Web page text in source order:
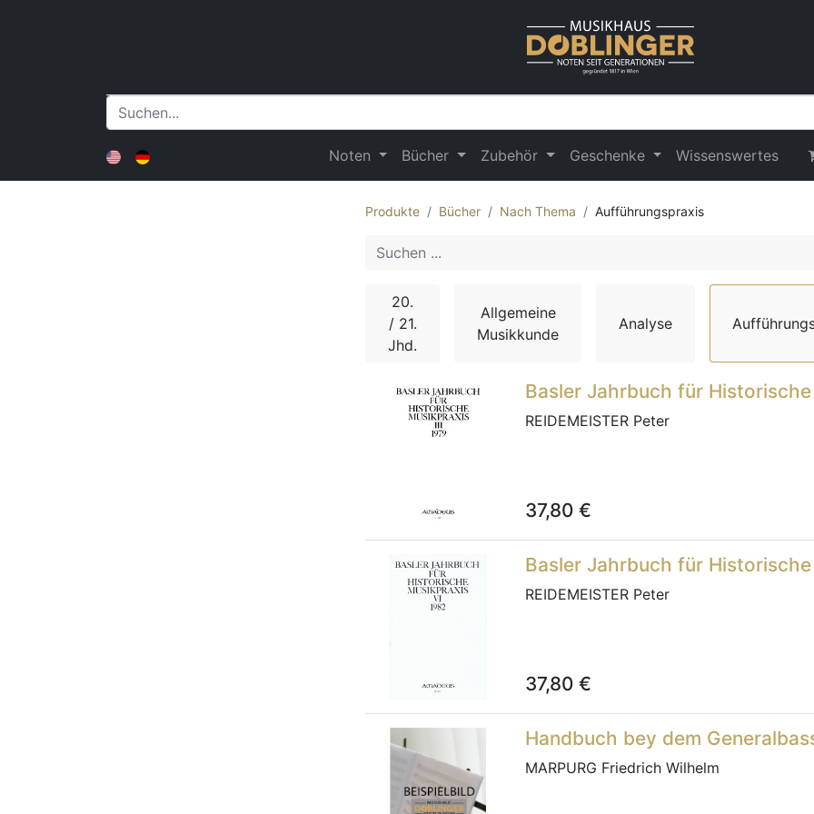
Noten Bücher Zubehör Geschenke Wissenswertes
Produkte Bücher Nach Thema Aufführungspraxis
20.
/ 21.
Jhd.
Allgemeine
Musikkunde
Analyse
Basler Jahrbuch für
REIDEMEISTER Peter
37,80 €
Basler Jahrbuch für
REIDEMEISTER Peter
37,80 €
Handbuch bey dem
MARPURG Friedrich Wilhelm